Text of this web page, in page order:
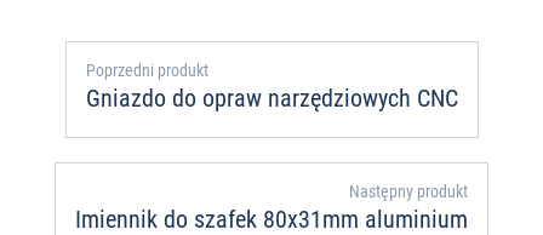
Poprzedni produkt
Gniazdo do opraw narzędziowych CNC
Następny produkt
Imiennik do szafek 80x31mm aluminium